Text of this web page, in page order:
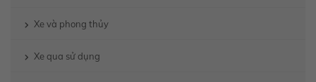
Xe và phong thủy
Xe qua sử dụng